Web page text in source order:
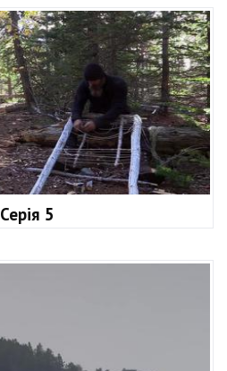
Серія 5